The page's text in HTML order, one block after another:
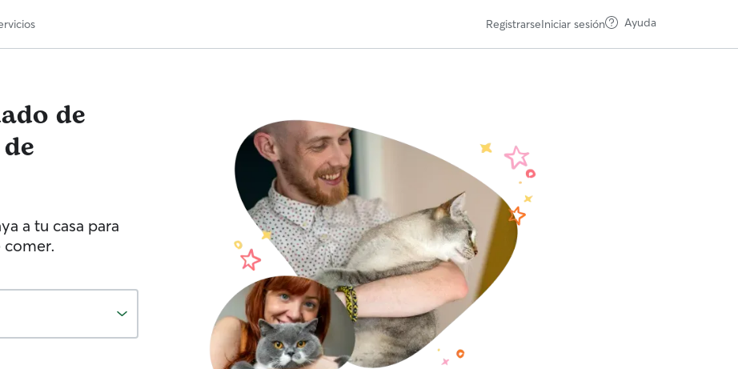
RegistrarseIniciar sesión Ayuda
de
a tu casa para
comer.